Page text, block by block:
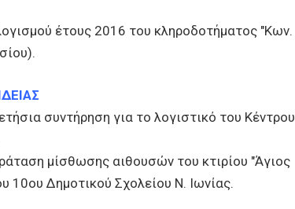
έτους 2016 του κληροδοτήματος "Κων.
συντήρηση για το λογιστικό του Κέντρου
μίσθωσης αιθουσών του κτιρίου "Άγιος
10ου Δημοτικού Σχολείου Ν. Ιωνίας.